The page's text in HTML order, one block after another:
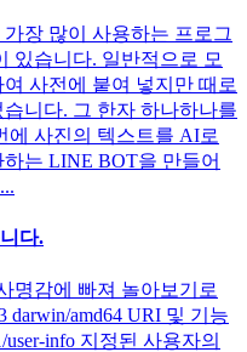
장 많이 사용하는 프로그
있습니다. 일반적으로 모
사전에 붙여 넣지만 때로
니다. 그 한자 하나하나를
에 사진의 텍스트를 AI로
는 LINE BOT을 만들어
다.
명감에 빠져 놀아보기로
darwin/amd64 URI 및 기능
info 지정된 사용자의